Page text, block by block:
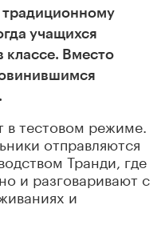
традиционному
учащихся
классе. Вместо
тестовом режиме.
отправляются
Транди, где
и разговаривают с
и